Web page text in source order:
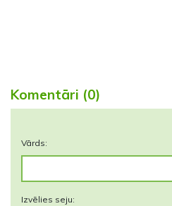
Komentāri (0)
Vārds:
Izvēlies seju: